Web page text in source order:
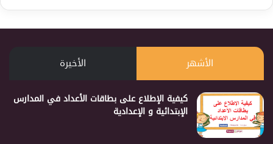
الأشهر الأخيرة
كيفية الإطلاع على بطاقات الأعداد في المدارس
الإبتدائية و الإعدادية